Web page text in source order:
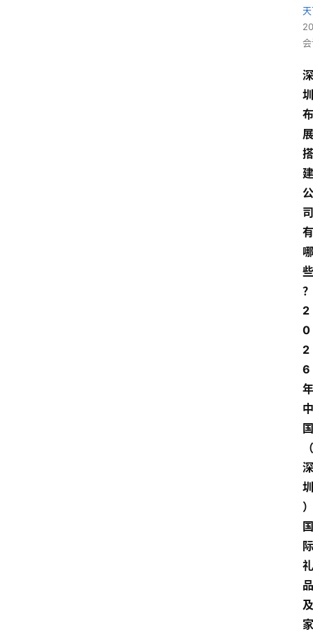
深
圳
布
展
搭
建
公
司
有
哪
些
？
2
0
2
6
年
中
国
（
深
圳
）
国
际
礼
品
及
家